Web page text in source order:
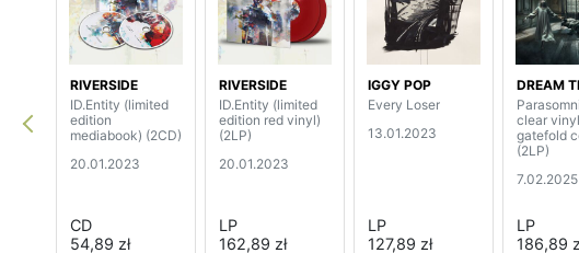
RIVERSIDE
ID.Entity (limited
edition
mediabook) (2CD)
20.01.2023
CD
54,89 zł
RIVERSIDE
ID.Entity (limited
edition red vinyl)
(2LP)
20.01.2023
LP
162,89 zł
IGGY POP
Every Loser
13.01.2023
LP
127,89 zł
DREAM
clear
gatefold
(2LP)
7.02.2025
LP
186,89